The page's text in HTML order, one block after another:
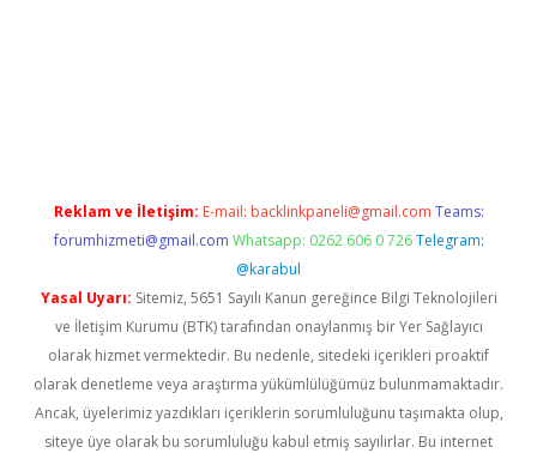
Reklam ve İletişim: E-mail: backlinkpaneli@gmail.com Teams:
forumhizmeti@gmail.com Whatsapp: 0262 606 0 726 Telegram:
@karabul
Yasal Uyarı: Sitemiz, 5651 Sayılı Kanun gereğince Bilgi Teknolojileri
ve İletişim Kurumu (BTK) tarafından onaylanmış bir Yer Sağlayıcı
olarak hizmet vermektedir. Bu nedenle, sitedeki içerikleri proaktif
olarak denetleme veya araştırma yükümlülüğümüz bulunmamaktadır.
Ancak, üyelerimiz yazdıkları içeriklerin sorumluluğunu taşımakta olup,
siteye üye olarak bu sorumluluğu kabul etmiş sayılırlar. Bu internet